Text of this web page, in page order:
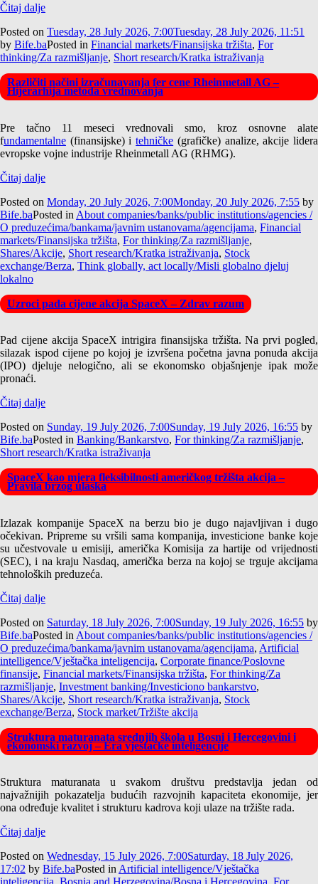
Čitaj dalje
Posted on Tuesday, 28 July 2026, 7:00Tuesday, 28 July 2026, 11:51
by Bife.baPosted in Financial markets/Finansijska tržišta, For
thinking/Za razmišljanje, Short research/Kratka istraživanja
Različiti načini izračunavanja fer cene Rheinmetall AG –
Hijerarhija metoda vrednovanja
Pre tačno 11 meseci vrednovali smo, kroz osnovne alate
fundamentalne (finansijske) itehničke (grafičke) analize, akcije lidera
evropske vojne industrije Rheinmetall AG (RHMG).
Čitaj dalje
Posted on Monday, 20 July 2026, 7:00Monday, 20 July 2026, 7:55 by
Bife.baPosted in About companies/banks/public institutions/agencies /
O preduzećima/bankama/javnim ustanovama/agencijama, Financial
markets/Finansijska tržišta, For thinking/Za razmišljanje,
Shares/Akcije, Short research/Kratka istraživanja, Stock
exchange/Berza, Think globally, act locally/Misli globalno djeluj
lokalno
Uzroci pada cijene akcija SpaceX – Zdrav razum
Pad cijene akcija SpaceX intrigira finansijska tržišta. Na prvi pogled,
silazak ispod cijene po kojoj je izvršena početna javna ponuda akcija
(IPO) djeluje nelogično, ali se ekonomsko objašnjenje ipak može
pronaći.
Čitaj dalje
Posted on Sunday, 19 July 2026, 7:00Sunday, 19 July 2026, 16:55 by
Bife.baPosted in Banking/Bankarstvo, For thinking/Za razmišljanje,
Short research/Kratka istraživanja
SpaceX kao mjera fleksibilnosti američkog tržišta akcija –
Pravila brzog ulaska
Izlazak kompanije SpaceX na berzu bio je dugo najavljivan i dugo
očekivan. Pripreme su vršili sama kompanija, investicione banke koje
su učestvovale u emisiji, američka Komisija za hartije od vrijednosti
(SEC), i na kraju Nasdaq, američka berza na kojoj se trguje akcijama
tehnoloških preduzeća.
Čitaj dalje
Posted on Saturday, 18 July 2026, 7:00Sunday, 19 July 2026, 16:55 by
Bife.baPosted in About companies/banks/public institutions/agencies /
O preduzećima/bankama/javnim ustanovama/agencijama, Artificial
intelligence/Vještačka inteligencija, Corporate finance/Poslovne
finansije, Financial markets/Finansijska tržišta, For thinking/Za
razmišljanje, Investment banking/Investiciono bankarstvo,
Shares/Akcije, Short research/Kratka istraživanja, Stock
exchange/Berza, Stock market/Tržište akcija
Struktura maturanata srednjih škola u Bosni i Hercegovini i
ekonomski razvoj – Era vještačke inteligencije
Struktura maturanata u svakom društvu predstavlja jedan od
najvažnijih pokazatelja budućih razvojnih kapaciteta ekonomije, jer
ona određuje kvalitet i strukturu kadrova koji ulaze na tržište rada.
Čitaj dalje
Posted on Wednesday, 15 July 2026, 7:00Saturday, 18 July 2026,
17:02 by Bife.baPosted in Artificial intelligence/Vještačka
inteligencija Bosnia and Herzegovina/Bosna i Hercegovina For